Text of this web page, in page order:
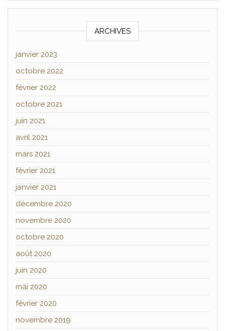
ARCHIVES
janvier 2023
octobre 2022
février 2022
octobre 2021
juin 2021
avril 2021
mars 2021
février 2021
janvier 2021
décembre 2020
novembre 2020
octobre 2020
août 2020
juin 2020
mai 2020
février 2020
novembre 2019